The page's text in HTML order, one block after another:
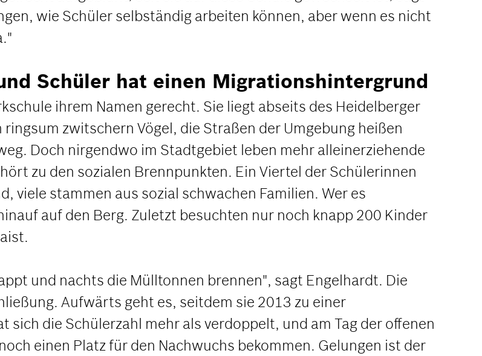
wie Schüler selbständig arbeiten können, aber wenn es nicht
Schüler hat einen Migrationshintergrund
ihrem Namen gerecht. Sie liegt abseits des Heidelberger
zwitschern Vögel, die Straßen der Umgebung heißen
Doch nirgendwo im Stadtgebiet leben mehr alleinerziehende
zu den sozialen Brennpunkten. Ein Viertel der Schülerinnen
viele stammen aus sozial schwachen Familien. Wer es
auf den Berg. Zuletzt besuchten nur noch knapp 200 Kinder
und nachts die Mülltonnen brennen", sagt Engelhardt. Die
Aufwärts geht es, seitdem sie 2013 zu einer
die Schülerzahl mehr als verdoppelt, und am Tag der offenen
einen Platz für den Nachwuchs bekommen. Gelungen ist der